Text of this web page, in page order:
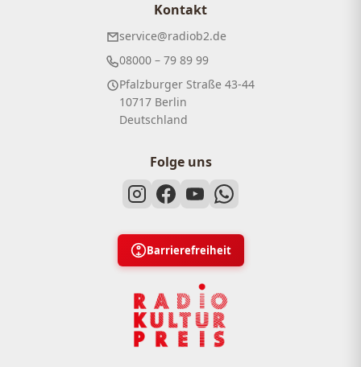
Kontakt
service@radiob2.de
08000 – 79 89 99
Pfalzburger Straße 43-44
10717 Berlin
Deutschland
Folge uns
Barrierefreiheit